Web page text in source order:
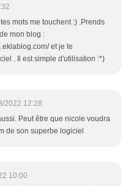
mots me touchent :) .Prends
mon blog :
et je te
. Il est simple d'utilisation :*)
2022 12:28
Peut être que nicole voudra
de son superbe logiciel
10:00